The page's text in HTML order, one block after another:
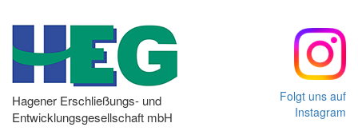
Hagener Erschließungs- und
Entwicklungsgesellschaft mbH
Folgt uns auf
Instagram